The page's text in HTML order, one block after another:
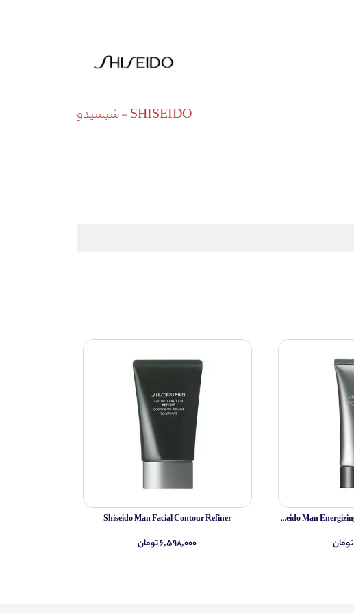
SHISEIDO - شیسیدو
Shiseido Man Energizing Formula Anti Fatigue Gel
Shiseido Man Facial Contour Refiner
۶,۵۹۸,۰۰۰ تومان